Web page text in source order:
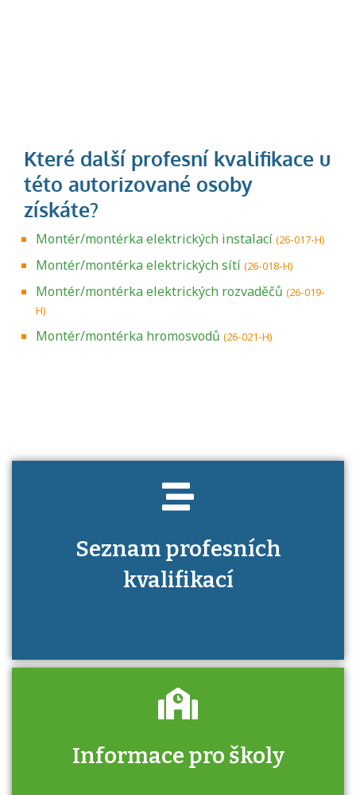
Montér/montérka elektrických instalací (26-017-H)
Montér/montérka elektrických sítí (26-018-H)
Montér/montérka elektrických rozvaděčů (26-019-
H)
Montér/montérka hromosvodů (26-021-H)
Seznam profesních
kvalifikací
Projděte si seznam profesních kvalifikací.
Informace pro školy
Zjistěte, jak se přihlásit ke zkoušce a kde